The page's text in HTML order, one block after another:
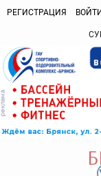
РЕГИСТРАЦИЯ ВОЙТИ